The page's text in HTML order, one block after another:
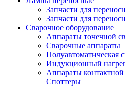
Запчасти для
Запчасти для
Сварочное оборудование
Аппараты точечной
Сварочные аппараты
Полуавтоматическая
Индукционный
Аппараты
Споттеры